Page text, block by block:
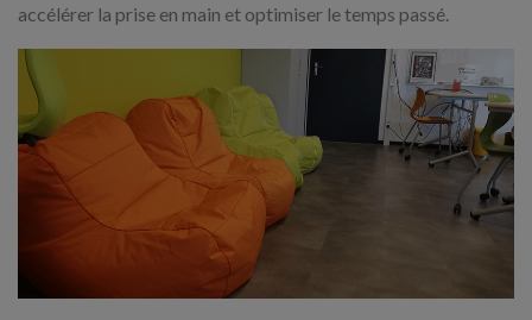
accélérer la prise en main et optimiser le temps passé.